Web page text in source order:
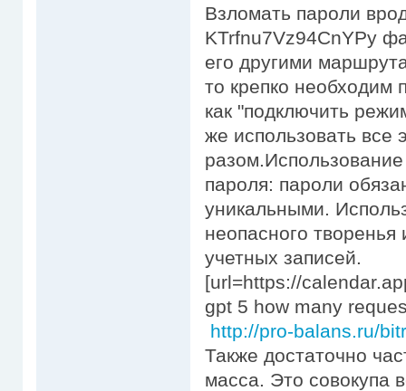
Взломать пароли
KTrfnu7Vz94CnYPy
его другими
то крепко необходим
как "подключить
же использовать все
разом.Использование
пароля: пароли
уникальными.
неопасного
учетных записей.
[url=https://
gpt 5 how many
http://pro-balans.ru/
Также достаточно
масса. Это совокупа